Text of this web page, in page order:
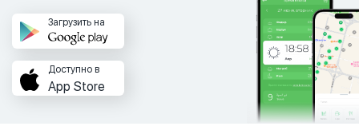
Загрузить на
Доступно в
App Store